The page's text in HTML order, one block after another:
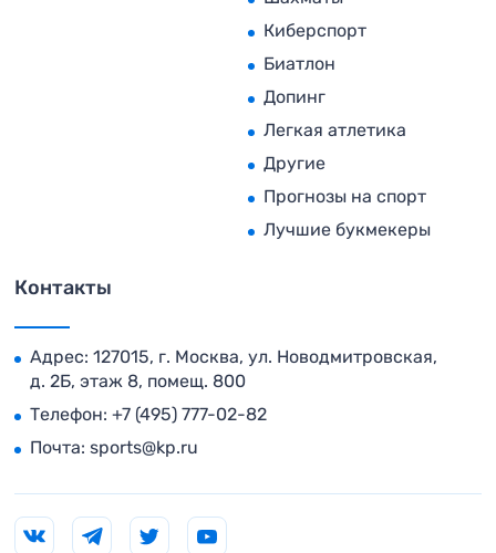
Киберспорт
Биатлон
Допинг
Легкая атлетика
Другие
Прогнозы на спорт
Лучшие букмекеры
Контакты
Адрес: 127015, г. Москва, ул. Новодмитровская,
д. 2Б, этаж 8, помещ. 800
Телефон: +7 (495) 777-02-82
Почта: sports@kp.ru